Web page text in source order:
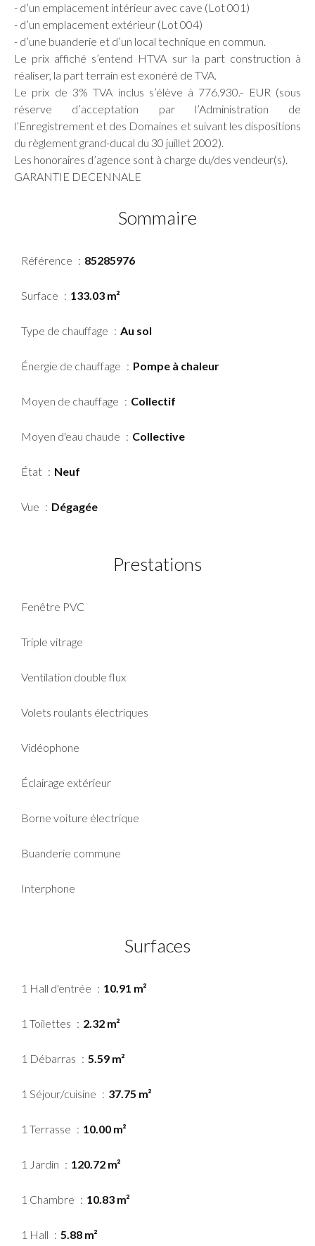
- d’un emplacement intérieur avec cave (Lot 001)
- d’un emplacement extérieur (Lot 004)
- d’une buanderie et d’un local technique en commun.
Le prix affiché s’entend HTVA sur la part construction à
réaliser, la part terrain est exonéré de TVA.
Le prix de 3% TVA inclus s’élève à 776.930.- EUR (sous
réserve d’acceptation par l’Administration de
l’Enregistrement et des Domaines et suivant les dispositions
du règlement grand-ducal du 30 juillet 2002).
Les honoraires d’agence sont à charge du/des vendeur(s).
GARANTIE DECENNALE
Sommaire
Référence 85285976
Surface 133.03 m²
Type de chauffage Au sol
Énergie de chauffage Pompe à chaleur
Moyen de chauffage Collectif
Moyen d'eau chaude Collective
État Neuf
Vue Dégagée
Prestations
Fenêtre PVC
Triple vitrage
Ventilation double flux
Volets roulants électriques
Vidéophone
Éclairage extérieur
Borne voiture électrique
Buanderie commune
Interphone
Surfaces
1 Hall d'entrée 10.91 m²
1 Toilettes 2.32 m²
1 Débarras 5.59 m²
1 Séjour/cuisine 37.75 m²
1 Terrasse 10.00 m²
1 Jardin 120.72 m²
1 Chambre 10.83 m²
1 Hall 5.88 m²